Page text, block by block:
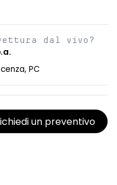
dal vivo?
PC
un preventivo